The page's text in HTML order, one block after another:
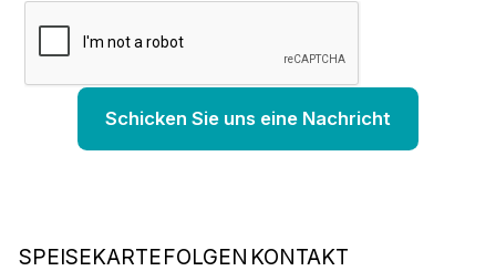
SPEISEKARTEFOLGEN KONTAKT